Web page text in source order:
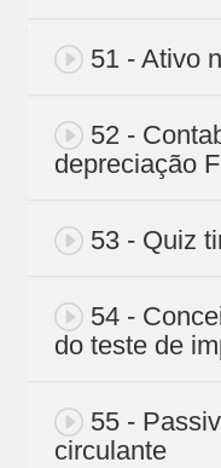
51 - Ativo
52 -
depreciação
53 - Quiz
54 -
do teste de
55 -
circulante